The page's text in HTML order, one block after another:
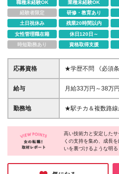
職種未経験OK 業種未経験OK
経験者限定
研修・教育あり
土日祝休み
残業20時間以内
女性管理職在籍
休日120日～
時短勤務あり
資格取得支援
応募資格
★学歴不問 《必須条件》 ・基本的なPC操作ができる
方 ・コミュニケーション能力がある方 ・一般的なビ
ジネスマナーを備えている方 《歓
・効率的に業務を進められる方
軟かつ前向きに提
コミュニケーショ
を築ける方
給与
月給33万円～38万
5300円 固定残業代
時間分） ※37.75時
給31万円～36万円
固定残業代：6万
※37.75時間を超え
勤務地
★駅チカ＆複数路
憩スペース完備！キレ
本部＞ 東京都港区海
更の範囲)同ビル2F
高い技術力と安定した
くの支持を集め、成長
いを裏づけるような明る
部署や立場に関係なく
う共通の想いを持って
進める風土が根づいて